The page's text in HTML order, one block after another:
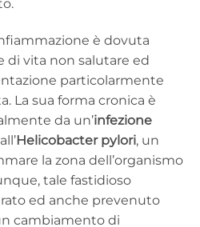
è dovuta
vita non salutare ed
particolarmente
La sua forma cronica è
da un’infezione
Helicobacter pylori, un
la zona dell’organismo
tale fastidioso
ed anche prevenuto
cambiamento di